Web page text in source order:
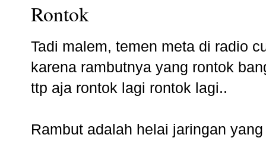
Rontok
Tadi malem, temen meta di radio
karena rambutnya yang rontok
ttp aja rontok lagi rontok lagi..
Rambut adalah helai jaringan